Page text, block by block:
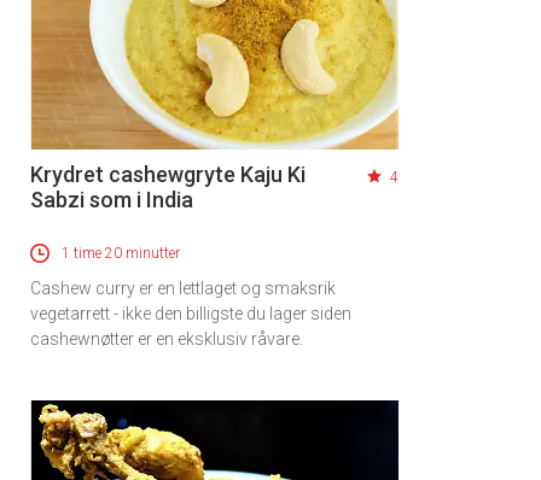
Krydret cashewgryte Kaju Ki
Sabzi som i India
4
1 time 20 minutter
Cashew curry er en lettlaget og smaksrik
vegetarrett - ikke den billigste du lager siden
cashewnøtter er en eksklusiv råvare.